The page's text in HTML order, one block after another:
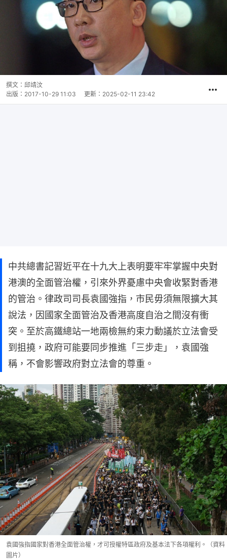
撰文： 邱靖汶
出版： 2017-10-29 11:03 更新： 2025-02-11 23:42
中共總書記習近平在十九大上表明要牢牢掌握中央對
港澳的全面管治權，引來外界憂慮中央會收緊對香港
的管治。律政司司長袁國強指，市民毋須無限擴大其
說法，因國家全面管治及香港高度自治之間沒有衝
突。至於高鐵總站一地兩檢無約束力動議於立法會受
到抯撓，政府可能要同步推進「三步走」，袁國強
稱，不會影響政府對立法會的尊重。
袁國強指國家對香港全面管治權，才可授權特區政府及基本法下各項權利。（資料
圖片）